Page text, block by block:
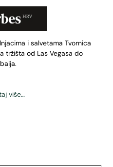
i salvetama Tvornica
tržišta od Las Vegasa do
više…